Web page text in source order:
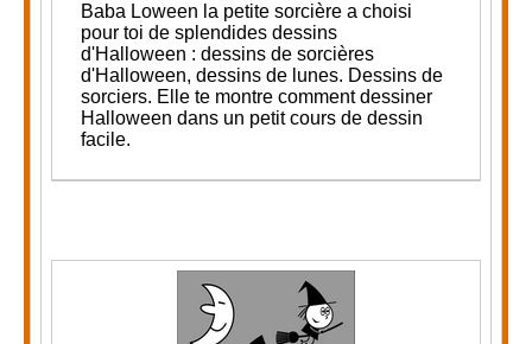
Baba Loween la petite sorcière a choisi
pour toi de splendides dessins
d'Halloween : dessins de sorcières
d'Halloween, dessins de lunes. Dessins de
sorciers. Elle te montre comment dessiner
Halloween dans un petit cours de dessin
facile.